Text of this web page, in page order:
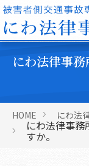
にわ法律事
HOME にわ法
にわ法律事
すか。